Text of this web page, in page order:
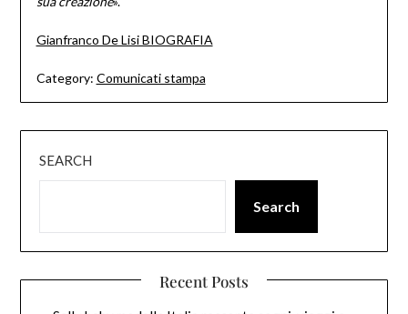
Gianfranco De Lisi BIOGRAFIA
Category: Comunicati stampa
SEARCH
Search
Recent Posts